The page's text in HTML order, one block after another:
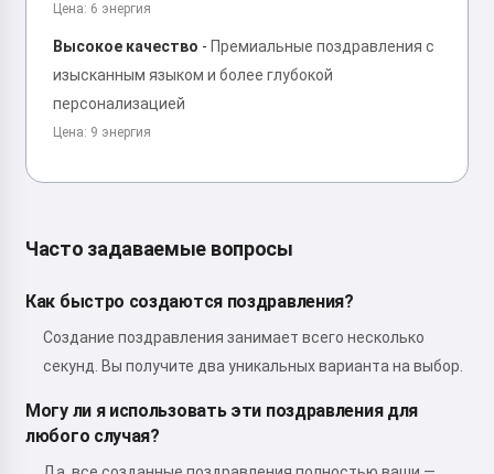
Цена: 6 энергия
Высокое качество - Премиальные поздравления с
изысканным языком и более глубокой
персонализацией
Цена: 9 энергия
Часто задаваемые вопросы
Как быстро создаются поздравления?
Создание поздравления занимает всего несколько
секунд. Вы получите два уникальных варианта на выбор.
Могу ли я использовать эти поздравления для
любого случая?